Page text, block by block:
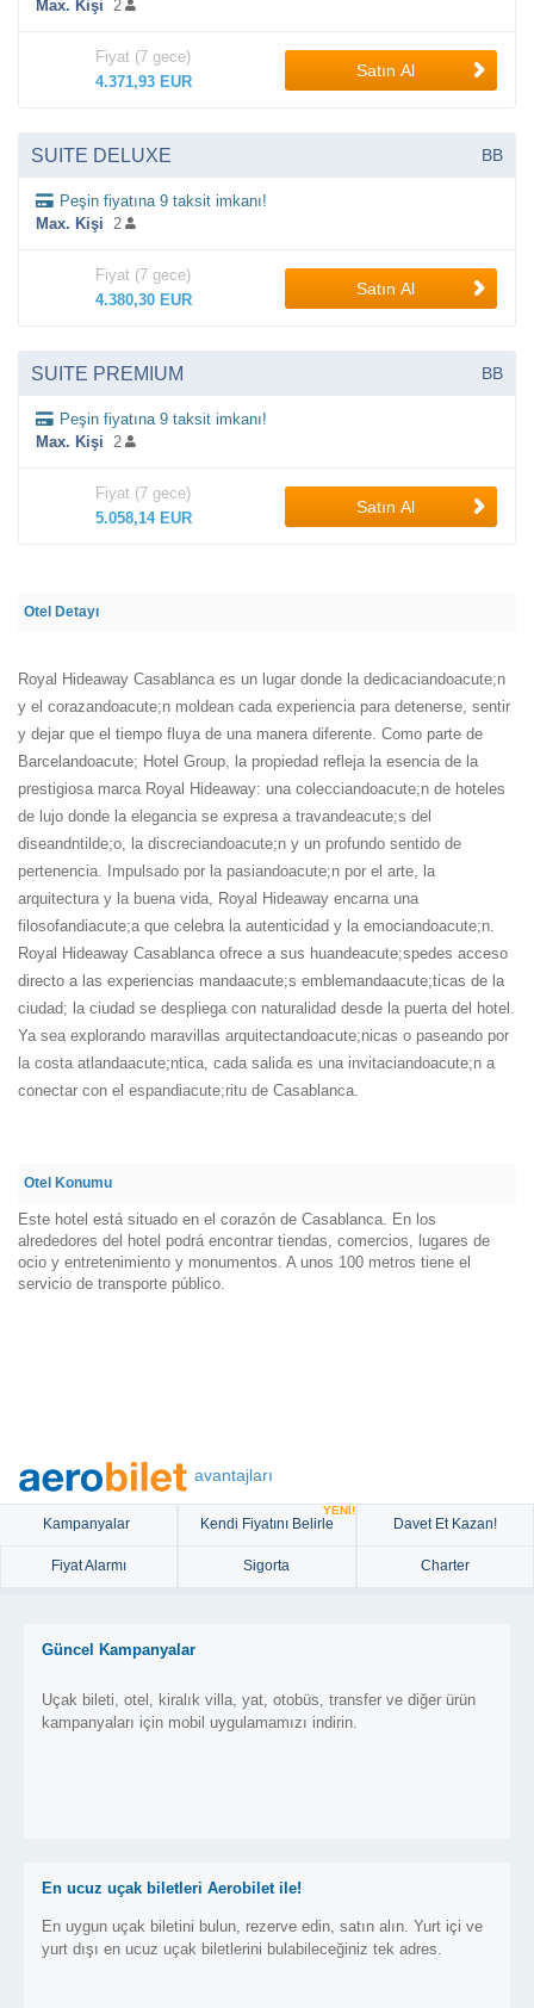
Max. Kişi 2
Fiyat (7 gece)
4.371,93 EUR
Satın Al
SUITE DELUXE BB
Peşin fiyatına 9 taksit imkanı!
Max. Kişi 2
Fiyat (7 gece)
4.380,30 EUR
Satın Al
SUITE PREMIUM BB
Peşin fiyatına 9 taksit imkanı!
Max. Kişi 2
Fiyat (7 gece)
5.058,14 EUR
Satın Al
Otel Detayı
Royal Hideaway Casablanca es un lugar donde la dedicaciandoacute;n
y el corazandoacute;n moldean cada experiencia para detenerse, sentir
y dejar que el tiempo fluya de una manera diferente. Como parte de
Barcelandoacute; Hotel Group, la propiedad refleja la esencia de la
prestigiosa marca Royal Hideaway: una colecciandoacute;n de hoteles
de lujo donde la elegancia se expresa a travandeacute;s del
diseandntilde;o, la discreciandoacute;n y un profundo sentido de
pertenencia. Impulsado por la pasiandoacute;n por el arte, la
arquitectura y la buena vida, Royal Hideaway encarna una
filosofandiacute;a que celebra la autenticidad y la emociandoacute;n.
Royal Hideaway Casablanca ofrece a sus huandeacute;spedes acceso
directo a las experiencias mandaacute;s emblemandaacute;ticas de la
ciudad; la ciudad se despliega con naturalidad desde la puerta del hotel.
Ya sea explorando maravillas arquitectandoacute;nicas o paseando por
la costa atlandaacute;ntica, cada salida es una invitaciandoacute;n a
conectar con el espandiacute;ritu de Casablanca.
Otel Konumu
Este hotel está situado en el corazón de Casablanca. En los
alrededores del hotel podrá encontrar tiendas, comercios, lugares de
ocio y entretenimiento y monumentos. A unos 100 metros tiene el
servicio de transporte público.
avantajları
Kampanyalar Kendi Fiyatını Belirle
YENİ!
Davet Et Kazan!
Fiyat Alarmı Sigorta Charter
Güncel Kampanyalar
Uçak bileti, otel, kiralık villa, yat, otobüs, transfer ve diğer ürün
kampanyaları için mobil uygulamamızı indirin.
En ucuz uçak biletleri Aerobilet ile!
En uygun uçak biletini bulun, rezerve edin, satın alın. Yurt içi ve
yurt dışı en ucuz uçak biletlerini bulabileceğiniz tek adres.